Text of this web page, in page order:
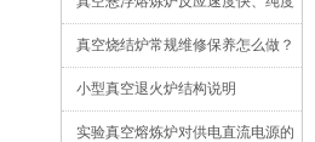
真空烧结炉常规维修保养怎么做？
小型真空退火炉结构说明
实验真空熔炼炉对供电直流电源的